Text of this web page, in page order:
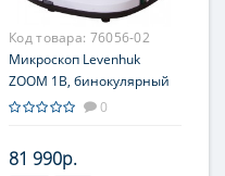
Код товара: 76056-02
Микроскоп Levenhuk
ZOOM 1B, бинокулярный
0
81 990р.